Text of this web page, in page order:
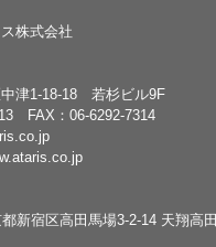
株式会社
中津1-18-18 若杉ビル9F
FAX：06-6292-7314
新宿区高田馬場3-2-14 天翔高田